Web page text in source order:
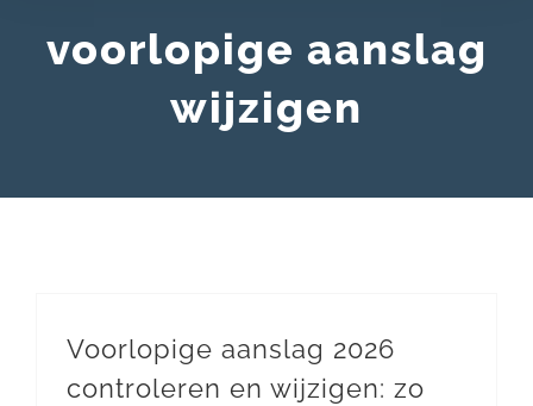
voorlopige aanslag
wijzigen
Voorlopige aanslag 2026
controleren en wijzigen: zo